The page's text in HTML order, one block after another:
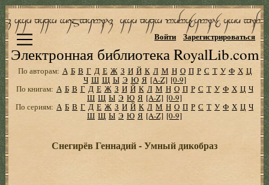
Электронная библиотека RoyalLib.com
Войти Зарегистрироваться
По авторам: А Б В Г Д Е Ж З И Й К Л М Н О П Р С Т У Ф Х Ц
Ч Ш Щ Ы Э Ю Я [A-Z] [0-9]
По книгам: А Б В Г Д Е Ж З И Й К Л М Н О П Р С Т У Ф Х Ц Ч
Ш Щ Ы Э Ю Я [A-Z] [0-9]
По сериям: А Б В Г Д Е Ж З И Й К Л М Н О П Р С Т У Ф Х Ц Ч
Ш Щ Ы Э Ю Я [A-Z] [0-9]
Снегирёв Геннадий - Умный дикобраз